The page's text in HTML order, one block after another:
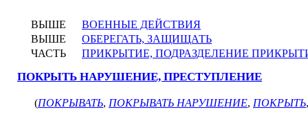
ВЫШЕ
ВОЕННЫЕ ДЕЙСТВИЯ
ВЫШЕ
ОБЕРЕГАТЬ, ЗАЩИЩАТЬ
ЧАСТЬ
ПРИКРЫТИЕ, ПОДРАЗДЕЛЕНИЕ
ПОКРЫТЬ НАРУШЕНИЕ, ПРЕСТУПЛЕНИЕ
(ПОКРЫВАТЬ, ПОКРЫВАТЬ НАРУШЕНИЕ, ПОКРЫТЬ